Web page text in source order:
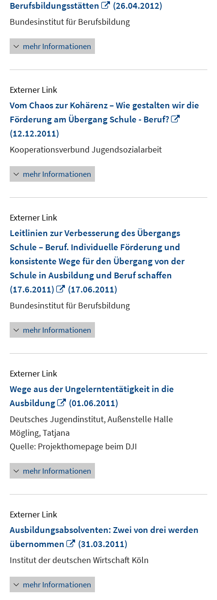
Berufsbildungsstätten
In
neuem
Fenster
(26.04.2012)
Bundesinstitut für Berufsbildung
mehr Informationen
Externer Link
Vom Chaos zur Kohärenz – Wie gestalten wir die
Förderung am Übergang Schule - Beruf?
(12.12.2011)
Kooperationsverbund Jugendsozialarbeit
mehr Informationen
Externer Link
Leitlinien zur Verbesserung des Übergangs
Schule – Beruf. Individuelle Förderung und
konsistente Wege für den Übergang von der
Schule in Ausbildung und Beruf schaffen
(17.6.2011)
In
neuem
Fenster
öffnen
(17.06.2011)
Bundesinstitut für Berufsbildung
mehr Informationen
Externer Link
Wege aus der Ungelerntentätigkeit in die
Ausbildung
In
neuem
Fenster
öffnen
(01.06.2011)
Deutsches Jugendinstitut, Außenstelle Halle
Mögling, Tatjana
Quelle: Projekthomepage beim DJI
mehr Informationen
Externer Link
Ausbildungsabsolventen: Zwei von drei werden
übernommen
In
neuem
Fenster
öffnen
(31.03.2011)
Institut der deutschen Wirtschaft Köln
mehr Informationen